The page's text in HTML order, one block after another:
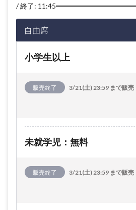
終了: 11:45
自由席
小学生以上
販売終了 3/21(土) 23:59 まで販売
未就学児：無料
販売終了 3/21(土) 23:59 まで販売